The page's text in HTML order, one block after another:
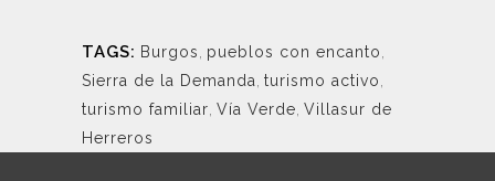
TAGS: Burgos pueblos con encanto
Sierra de la Demanda turismo activo
turismo familiar Vía Verde Villasur de
Herreros